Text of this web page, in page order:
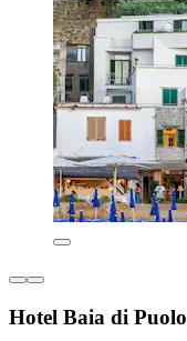
Hotel Baia di Puolo